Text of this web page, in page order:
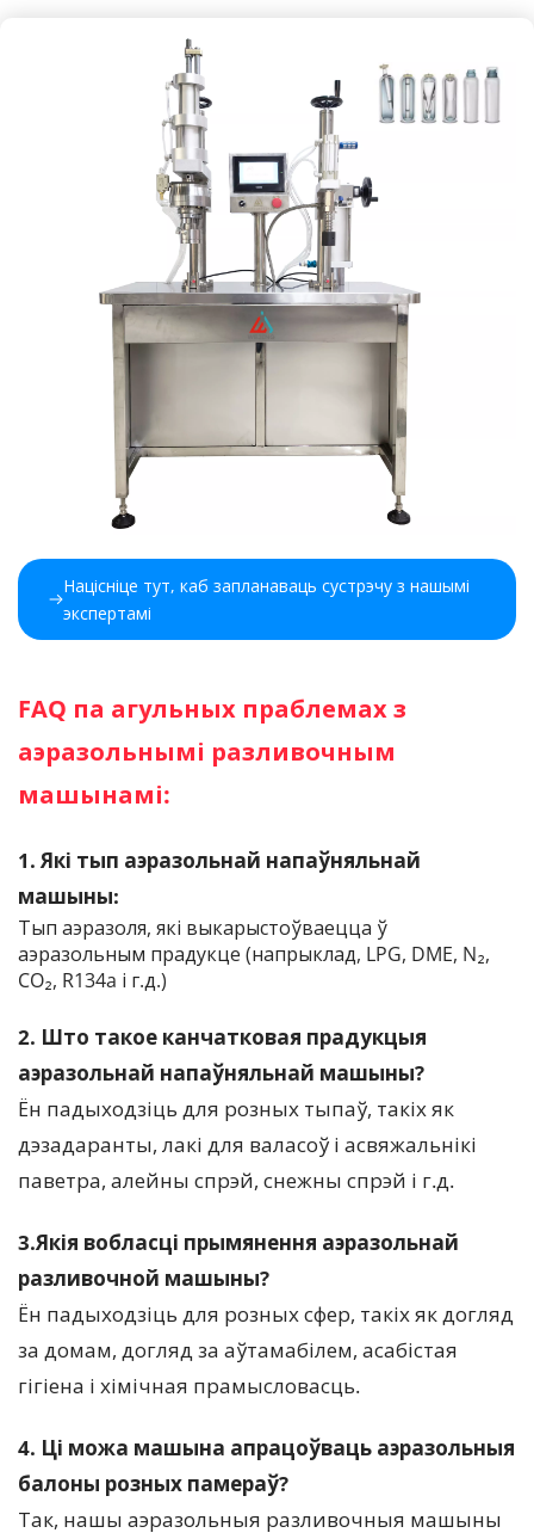
Націсніце тут, каб запланаваць сустрэчу з нашымі
экспертамі
FAQ па агульных праблемах з
аэразольнымі разливочным
машынамі:
1. Які тып аэразольнай напаўняльнай
машыны:
Тып аэразоля, які выкарыстоўваецца ў
аэразольным прадукце (напрыклад, LPG, DME, N₂,
CO₂, R134a і г.д.)
2. Што такое канчатковая прадукцыя
аэразольнай напаўняльнай машыны?
Ён падыходзіць для розных тыпаў, такіх як
дэзадаранты, лакі для валасоў і асвяжальнікі
паветра, алейны спрэй, снежны спрэй і г.д.
3.Якія вобласці прымянення аэразольнай
разливочной машыны?
Ён падыходзіць для розных сфер, такіх як догляд
за домам, догляд за аўтамабілем, асабістая
гігіена і хімічная прамысловасць.
4. Ці можа машына апрацоўваць аэразольныя
балоны розных памераў?
Так, нашы аэразольныя разливочныя машыны